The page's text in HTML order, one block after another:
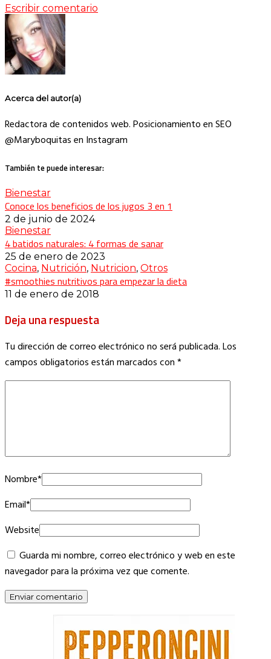
Escribir comentario
Acerca del autor(a)
Redactora de contenidos web. Posicionamiento en SEO
@Maryboquitas en Instagram
También te puede interesar:
Bienestar
Conoce los beneficios de los jugos 3 en 1
2 de junio de 2024
Bienestar
4 batidos naturales: 4 formas de sanar
25 de enero de 2023
Cocina, Nutrición, Nutricion, Otros
#smoothies nutritivos para empezar la dieta
11 de enero de 2018
Deja una respuesta
Tu dirección de correo electrónico no será publicada.Los
campos obligatorios están marcados con*
Nombre*
Email*
Website
Guarda mi nombre, correo electrónico y web en este
navegador para la próxima vez que comente.